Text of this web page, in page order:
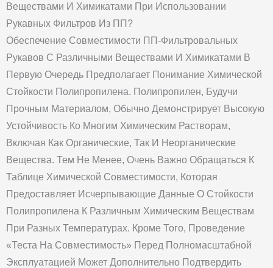
Веществами И Химикатами При Использовании
Рукавных Фильтров Из ПП?
Обеспечение Совместимости ПП-Фильтровальных
Рукавов С Различными Веществами И Химикатами В
Первую Очередь Предполагает Понимание Химической
Стойкости Полипропилена. Полипропилен, Будучи
Прочным Материалом, Обычно Демонстрирует Высокую
Устойчивость Ко Многим Химическим Растворам,
Включая Как Органические, Так И Неорганические
Вещества. Тем Не Менее, Очень Важно Обращаться К
Таблице Химической Совместимости, Которая
Предоставляет Исчерпывающие Данные О Стойкости
Полипропилена К Различным Химическим Веществам
При Разных Температурах. Кроме Того, Проведение
«теста На Совместимость» Перед Полномасштабной
Эксплуатацией Может Дополнительно Подтвердить